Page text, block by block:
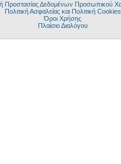
Προστασίας Δεδομένων Προσωπικού
Πολιτική Ασφαλείας και Πολιτική Cookies
Όροι Χρήσης
Πλαίσιο Διαλόγου